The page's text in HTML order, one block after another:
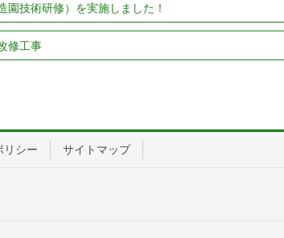
園技術研修）を実施しました！
修工事
リシー サイトマップ